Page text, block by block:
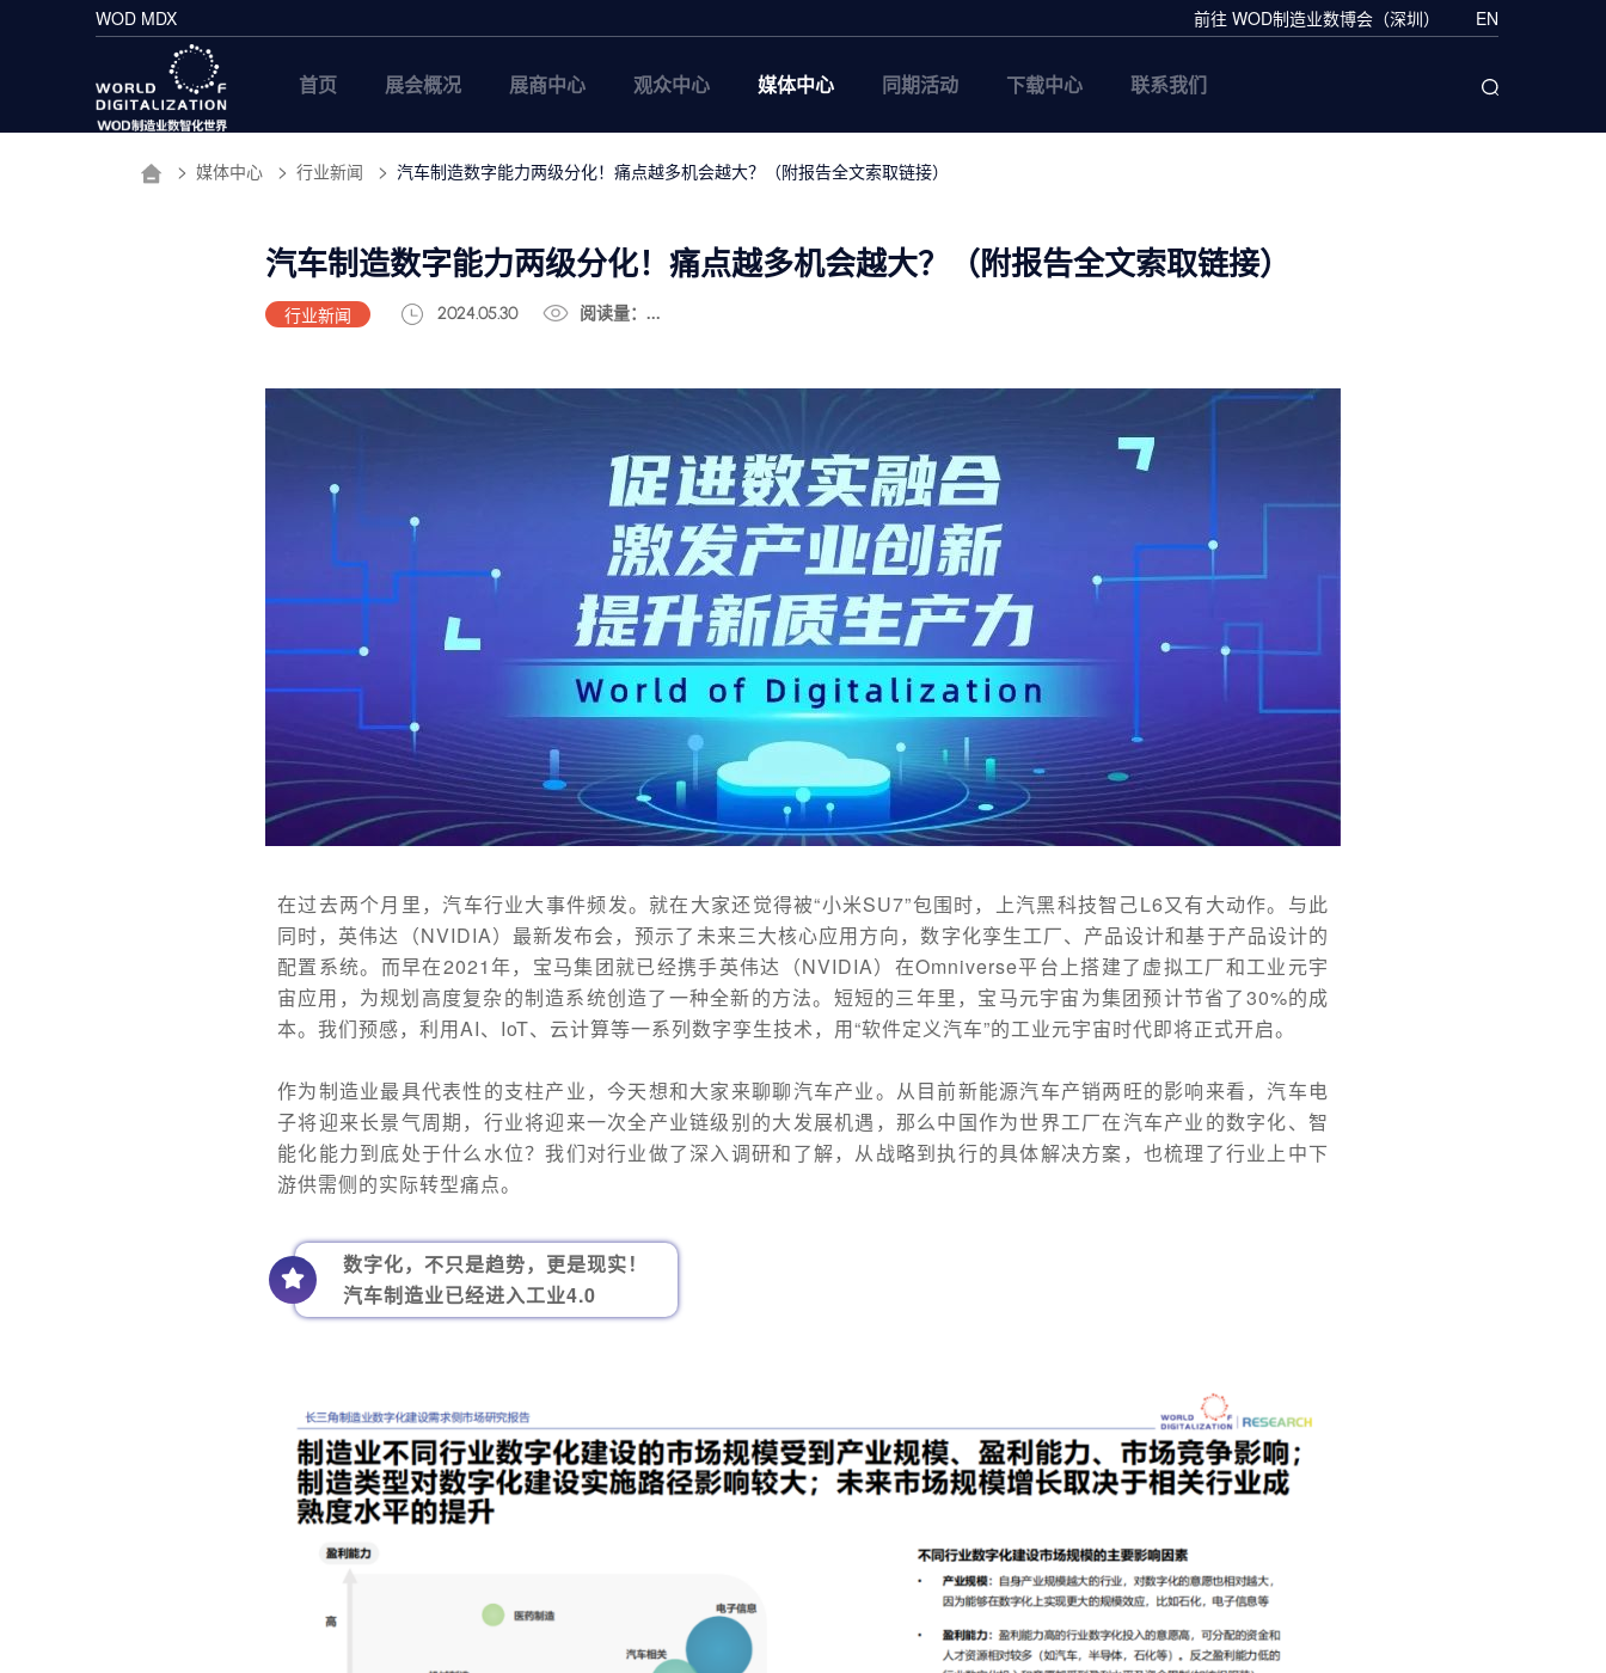
WOD MDX 前往 WOD制造业数博会（深圳） EN
首页 展会概况 展商中心 观众中心 媒体中心 同期活动 下载中心 联系我们
媒体中心 行业新闻 汽车制造数字能力两级分化！痛点越多机会越大？（附报告全文索取链接）
汽车制造数字能力两级分化！痛点越多机会越大？（附报告全文索取链接）
行业新闻 2024.05.30 阅读量：...
在过去两个月里，汽车行业大事件频发。就在大家还觉得被“小米SU7”包围时，上汽黑科技智己L6又有大动作。与此
同时，英伟达（NVIDIA）最新发布会，预示了未来三大核心应用方向，数字化孪生工厂、产品设计和基于产品设计的
配置系统。而早在2021年，宝马集团就已经携手英伟达（NVIDIA）在Omniverse平台上搭建了虚拟工厂和工业元宇
宙应用，为规划高度复杂的制造系统创造了一种全新的方法。短短的三年里，宝马元宇宙为集团预计节省了30%的成
本。我们预感，利用AI、IoT、云计算等一系列数字孪生技术，用“软件定义汽车”的工业元宇宙时代即将正式开启。
作为制造业最具代表性的支柱产业，今天想和大家来聊聊汽车产业。从目前新能源汽车产销两旺的影响来看，汽车电
子将迎来长景气周期，行业将迎来一次全产业链级别的大发展机遇，那么中国作为世界工厂在汽车产业的数字化、智
能化能力到底处于什么水位？我们对行业做了深入调研和了解，从战略到执行的具体解决方案，也梳理了行业上中下
游供需侧的实际转型痛点。
数字化，不只是趋势，更是现实！
汽车制造业已经进入工业4.0